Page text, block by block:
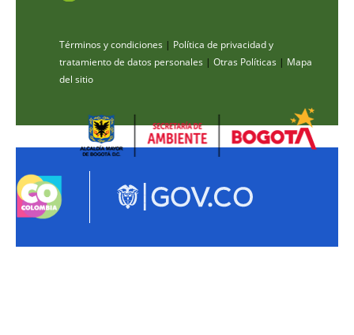
Términos y condiciones | Política de privacidad y
tratamiento de datos personales | Otras Políticas | Mapa
del sitio